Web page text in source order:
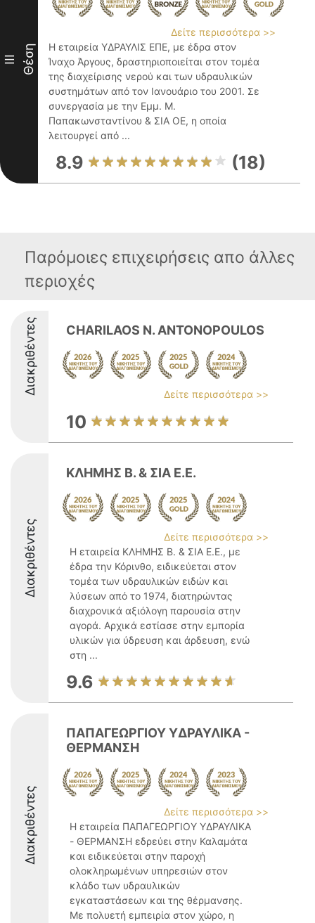
III Θέση
Δείτε περισσότερα >>
Η εταιρεία ΥΔΡΑΥΛΙΣ ΕΠΕ, με έδρα στον
Ίναχο Άργους, δραστηριοποιείται στον τομέα
της διαχείρισης νερού και των υδραυλικών
συστημάτων από τον Ιανουάριο του 2001. Σε
συνεργασία με την Εμμ. Μ.
Παπακωνσταντίνου & ΣΙΑ ΟΕ, η οποία
λειτουργεί από ...
8.9 (18)
Παρόμοιες επιχειρήσεις απο άλλες
περιοχές
Διακριθέντες CHARILAOS N. ANTONOPOULOS
Δείτε περισσότερα >>
10
Διακριθέντες
ΚΛΗΜΗΣ Β. & ΣΙΑ Ε.Ε.
Δείτε περισσότερα >>
Η εταιρεία ΚΛΗΜΗΣ Β. & ΣΙΑ Ε.Ε., με
έδρα την Κόρινθο, ειδικεύεται στον
τομέα των υδραυλικών ειδών και
λύσεων από το 1974, διατηρώντας
διαχρονικά αξιόλογη παρουσία στην
αγορά. Αρχικά εστίασε στην εμπορία
υλικών για ύδρευση και άρδευση, ενώ
στη ...
9.6
Διακριθέντες
ΠΑΠΑΓΕΩΡΓΙΟΥ ΥΔΡΑΥΛΙΚΑ -
ΘΕΡΜΑΝΣΗ
Δείτε περισσότερα >>
Η εταιρεία ΠΑΠΑΓΕΩΡΓΙΟΥ ΥΔΡΑΥΛΙΚΑ
- ΘΕΡΜΑΝΣΗ εδρεύει στην Καλαμάτα
και ειδικεύεται στην παροχή
ολοκληρωμένων υπηρεσιών στον
κλάδο των υδραυλικών
εγκαταστάσεων και της θέρμανσης.
Με πολυετή εμπειρία στον χώρο, η